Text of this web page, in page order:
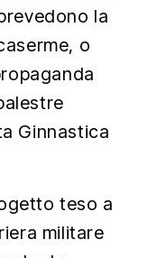
la
o
Ginnastica
teso a
militare